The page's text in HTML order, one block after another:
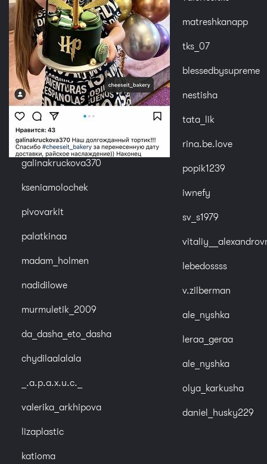
galinakruckova370
kseniamolochek
pivovarkit
palatkinaa
madam_holmen
nadidilowe
murmuletik_2009
da_dasha_eto_dasha
chydilaalalala
_.a.p.a.x.u.c._
valerika_arkhipova
lizaplastic
katioma
matreshkanapp
tks_07
blessedbysupreme
nestisha
tata_lik
rina.be.love
popik1239
iwnefy
sv_s1979
lebedossss
v.zilberman
ale_nyshka
leraa_geraa
ale_nyshka
olya_karkusha
daniel_husky229